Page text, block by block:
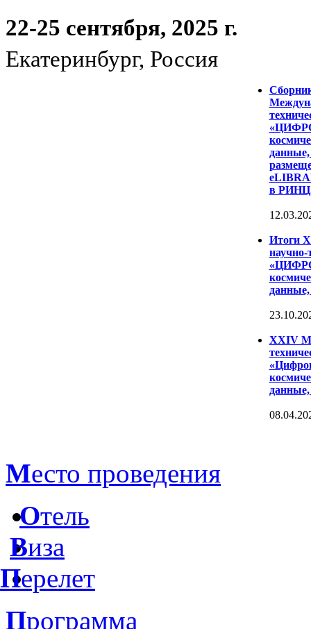
22-25 сентября, 2025 г.
Екатеринбург, Россия
данные,
в
Итоги
научно-
данные,
XXIV
данные,
Место проведения
Отель
Виза
Перелет
Программа